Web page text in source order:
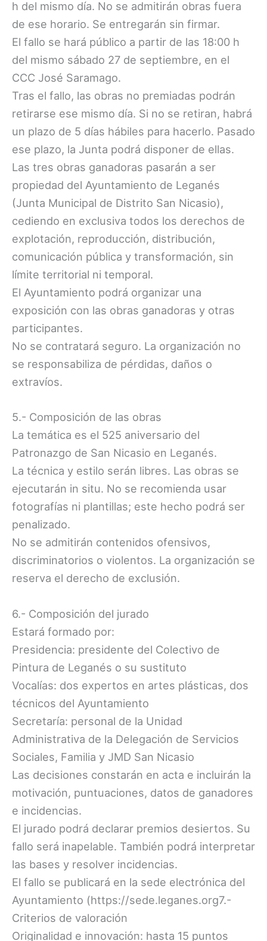
h del mismo día. No se admitirán obras fuera
de ese horario. Se entregarán sin firmar.
El fallo se hará público a partir de las 18:00 h
del mismo sábado 27 de septiembre, en el
CCC José Saramago.
Tras el fallo, las obras no premiadas podrán
retirarse ese mismo día. Si no se retiran, habrá
un plazo de 5 días hábiles para hacerlo. Pasado
ese plazo, la Junta podrá disponer de ellas.
Las tres obras ganadoras pasarán a ser
propiedad del Ayuntamiento de Leganés
(Junta Municipal de Distrito San Nicasio),
cediendo en exclusiva todos los derechos de
explotación, reproducción, distribución,
comunicación pública y transformación, sin
límite territorial ni temporal.
El Ayuntamiento podrá organizar una
exposición con las obras ganadoras y otras
participantes.
No se contratará seguro. La organización no
se responsabiliza de pérdidas, daños o
extravíos.
5.- Composición de las obras
La temática es el 525 aniversario del
Patronazgo de San Nicasio en Leganés.
La técnica y estilo serán libres. Las obras se
ejecutarán in situ. No se recomienda usar
fotografías ni plantillas; este hecho podrá ser
penalizado.
No se admitirán contenidos ofensivos,
discriminatorios o violentos. La organización se
reserva el derecho de exclusión.
6.- Composición del jurado
Estará formado por:
Presidencia: presidente del Colectivo de
Pintura de Leganés o su sustituto
Vocalías: dos expertos en artes plásticas, dos
técnicos del Ayuntamiento
Secretaría: personal de la Unidad
Administrativa de la Delegación de Servicios
Sociales, Familia y JMD San Nicasio
Las decisiones constarán en acta e incluirán la
motivación, puntuaciones, datos de ganadores
e incidencias.
El jurado podrá declarar premios desiertos. Su
fallo será inapelable. También podrá interpretar
las bases y resolver incidencias.
El fallo se publicará en la sede electrónica del
Ayuntamiento (https://sede.leganes.org7.-
Criterios de valoración
Originalidad e innovación: hasta 15 puntos